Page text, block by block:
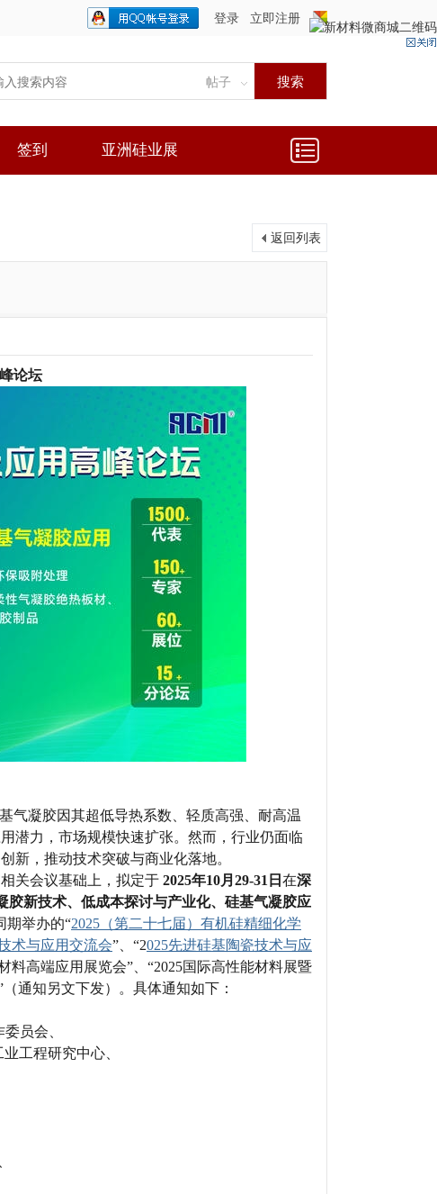
登录
立即注册
帖子 搜索
签到 亚洲硅业展
返回列表
论坛
气凝胶因其超低导热系数、轻质高强、耐高温
潜力，市场规模快速扩张。然而，行业仍面临
新，推动技术突破与商业化落地。
关会议基础上，拟定于 2025年10月29-31日 在深
胶新技术、低成本探讨与产业化、硅基气凝胶应
期举办的“2025（第二十七届）有机硅精细化学
术与应用交流会”、“2025先进硅基陶瓷技术与应
料高端应用展览会”、“2025国际高性能材料展暨
通知另文下发）。具体通知如下：
员会、
程研究中心、